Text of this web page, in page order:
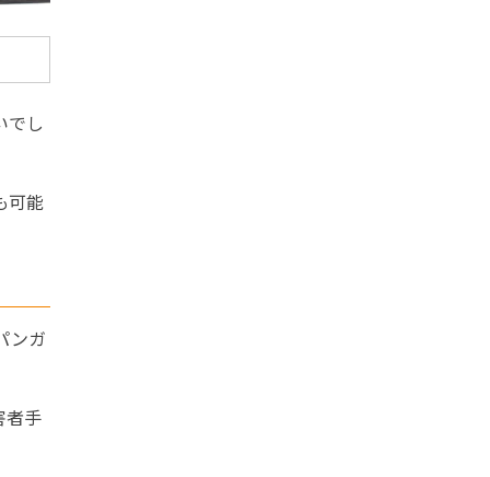
でし
可能
ンガ
者手